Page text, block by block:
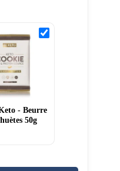
Biscuit
Keto
- Beurre
50g